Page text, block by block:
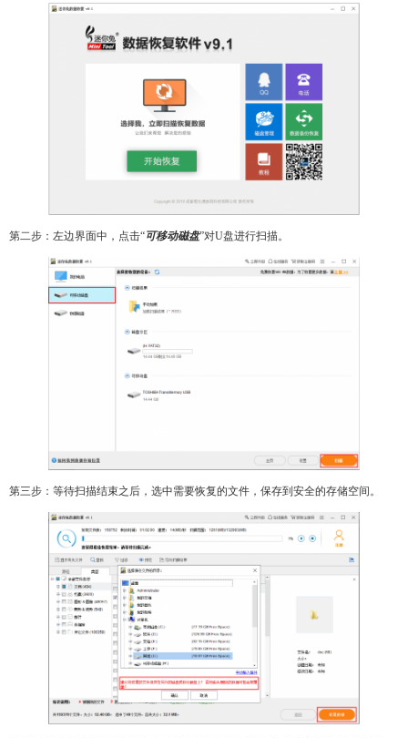
第二步：左边界面中，点击“可移动磁盘”对U盘进行扫描。
第三步：等待扫描结束之后，选中需要恢复的文件，保存到安全的存储空间。